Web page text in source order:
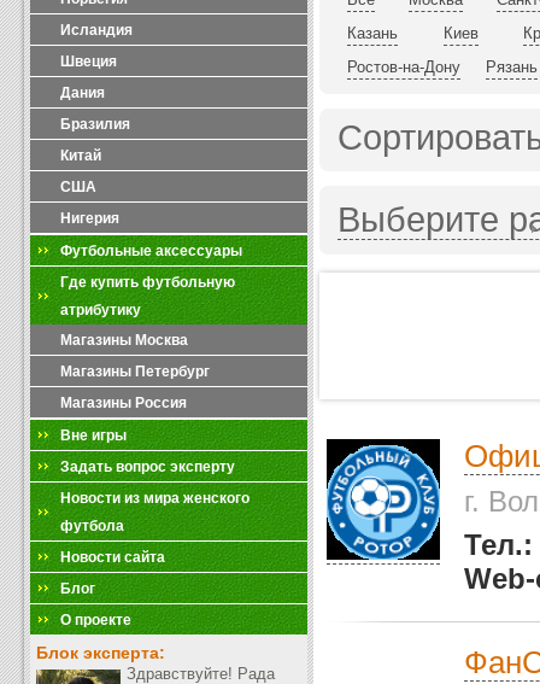
Исландия
Швеция
Дания
Бразилия
Китай
США
Нигерия
Футбольные аксессуары
Где купить футбольную
атрибутику
Магазины Москва
Магазины Петербург
Магазины Россия
Вне игры
Задать вопрос эксперту
Новости из мира женского
футбола
Новости сайта
Блог
О проекте
Блок эксперта:
Здравствуйте! Рада
Казань
Киев
Ростов-на-Дону
Рязань
Выберите
г.
Тел.: